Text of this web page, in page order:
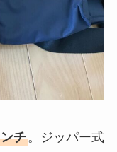
チ。ジッパー式